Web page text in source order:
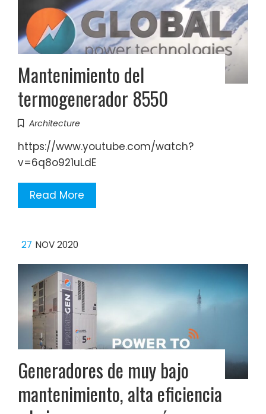
Mantenimiento del
termogenerador 8550
Architecture
https://www.youtube.com/watch?
v=6q8o921uLdE
Read More
27 NOV 2020
Generadores de muy bajo
mantenimiento, alta eficiencia